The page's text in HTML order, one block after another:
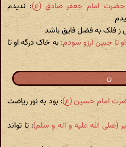
: ندیدم
فلک به فضل فایق باشد
: به خاک درگه او تا
ن
: بود به نور ریاضت
: تا تواند